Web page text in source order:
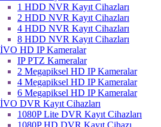
1 HDD NVR Kayıt Cihazları
2 HDD NVR Kayıt Cihazları
4 HDD NVR Kayıt Cihazları
8 HDD NVR Kayıt Cihazları
HD IP Kameralar
IP PTZ Kameralar
2 Megapiksel HD IP Kameralar
4 Megapiksel HD IP Kameralar
6 Megapiksel HD IP Kameralar
DVR Kayıt Cihazları
1080P Lite DVR Kayıt Cihazları
1080P HD DVR Kayıt Cihazı